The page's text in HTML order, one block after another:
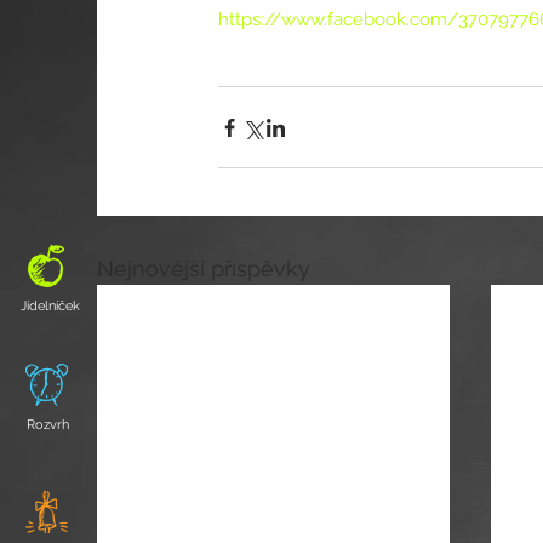
Jídelníček
Rozvrh
https://www.facebook.com/
Nejnovější příspěvky